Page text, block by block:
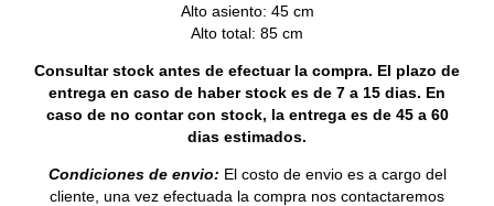
Alto asiento: 45 cm
Alto total: 85 cm
Consultar stock antes de efectuar la compra. El plazo de
entrega en caso de haber stock es de 7 a 15 dias. En
caso de no contar con stock, la entrega es de 45 a 60
dias estimados.
Condiciones de envio: El costo de envio es a cargo del
cliente, una vez efectuada la compra nos contactaremos